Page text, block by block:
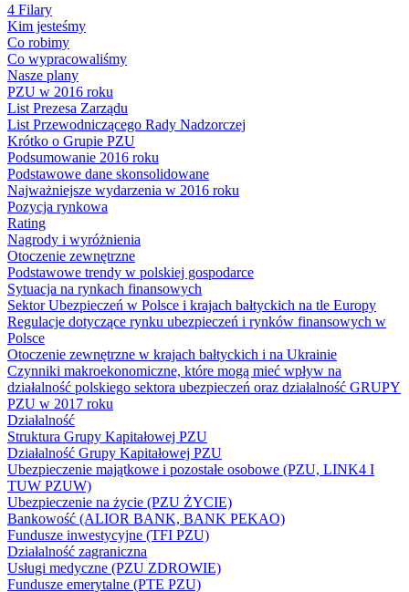
4 Filary
Kim jesteśmy
Co robimy
Co wypracowaliśmy
Nasze plany
PZU w 2016 roku
List Prezesa Zarządu
List Przewodniczącego Rady Nadzorczej
Krótko o Grupie PZU
Podsumowanie 2016 roku
Podstawowe dane skonsolidowane
Najważniejsze wydarzenia w 2016 roku
Pozycja rynkowa
Rating
Nagrody i wyróżnienia
Otoczenie zewnętrzne
Podstawowe trendy w polskiej gospodarce
Sytuacja na rynkach finansowych
Sektor Ubezpieczeń w Polsce i krajach bałtyckich na tle Europy
Regulacje dotyczące rynku ubezpieczeń i rynków finansowych w
Polsce
Otoczenie zewnętrzne w krajach bałtyckich i na Ukrainie
Czynniki makroekonomiczne, które mogą mieć wpływ na
działalność polskiego sektora ubezpieczeń oraz działalność GRUPY
PZU w 2017 roku
Działalność
Struktura Grupy Kapitałowej PZU
Działalność Grupy Kapitałowej PZU
Ubezpieczenie majątkowe i pozostałe osobowe (PZU, LINK4 I
TUW PZUW)
Ubezpieczenie na życie (PZU ŻYCIE)
Bankowość (ALIOR BANK, BANK PEKAO)
Fundusze inwestycyjne (TFI PZU)
Działalność zagraniczna
Usługi medyczne (PZU ZDROWIE)
Fundusze emerytalne (PTE PZU)